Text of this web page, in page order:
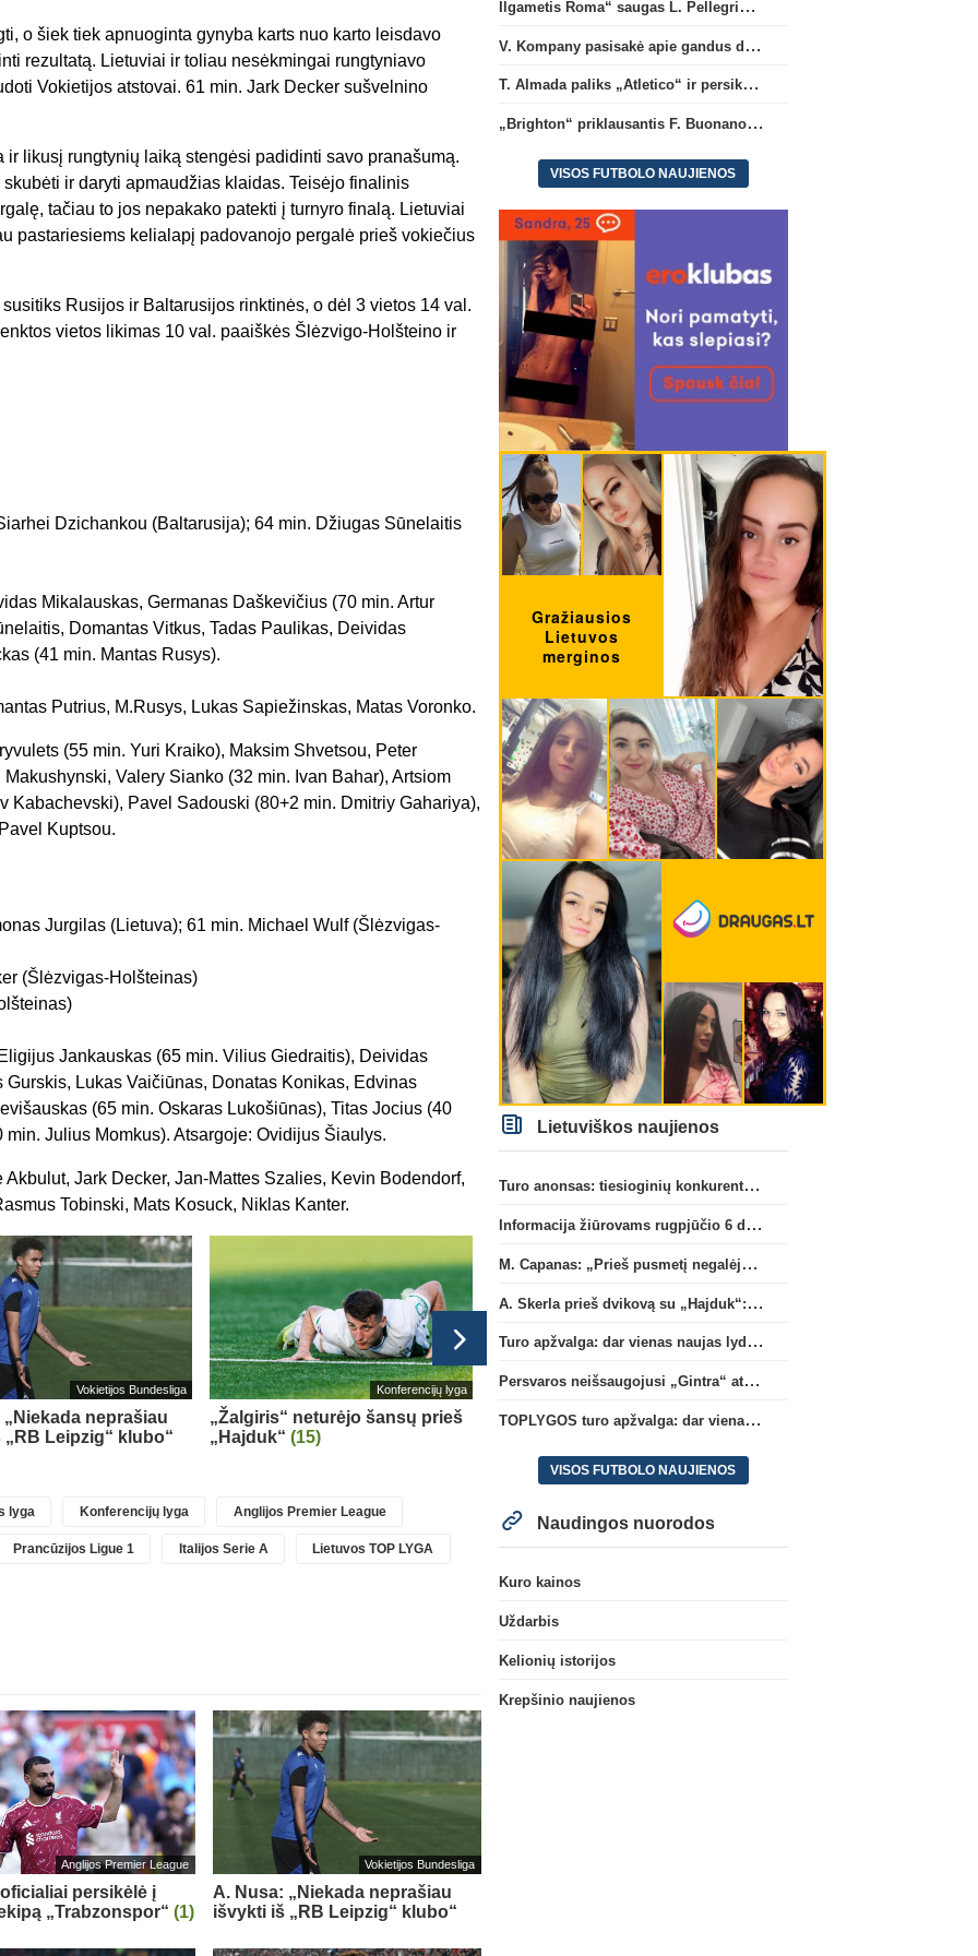
o šiek tiek apnuoginta gynyba karts nuo karto leisdavo
rezultatą. Lietuviai ir toliau nesėkmingai rungtyniavo
Vokietijos atstovai. 61 min. Jark Decker sušvelnino
likusį rungtynių laiką stengėsi padidinti savo pranašumą.
ir daryti apmaudžias klaidas. Teisėjo finalinis
tačiau to jos nepakako patekti į turnyro finalą. Lietuviai
pastariesiems kelialapį padovanojo pergalė prieš vokiečius
Rusijos ir Baltarusijos rinktinės, o dėl 3 vietos 14 val.
vietos likimas 10 val. paaiškės Šlėzvigo-Holšteino ir
Dzichankou (Baltarusija); 64 min. Džiugas Sūnelaitis
Mikalauskas, Germanas Daškevičius (70 min. Artur
Domantas Vitkus, Tadas Paulikas, Deividas
(41 min. Mantas Rusys).
Putrius, M.Rusys, Lukas Sapiežinskas, Matas Voronko.
(55 min. Yuri Kraiko), Maksim Shvetsou, Peter
Valery Sianko (32 min. Ivan Bahar), Artsiom
Pavel Sadouski (80+2 min. Dmitriy Gahariya),
Kuptsou.
Jurgilas (Lietuva); 61 min. Michael Wulf (Šlėzvigas-
(Šlėzvigas-Holšteinas)
Jankauskas (65 min. Vilius Giedraitis), Deividas
Lukas Vaičiūnas, Donatas Konikas, Edvinas
(65 min. Oskaras Lukošiūnas), Titas Jocius (40
min. Julius Momkus). Atsargoje: Ovidijus Šiaulys.
Akbulut, Jark Decker, Jan-Mattes Szalies, Kevin Bodendorf,
Tobinski, Mats Kosuck, Niklas Kanter.
Vokietijos Bundesliga
neprašiau
Leipzig“ klubo“
Konferencijų lyga
„Žalgiris“ neturėjo šansų prieš
„Hajduk“ (15)
Italijos Serie A
Ilgametis Roma“ saugas L.
šiame klube
lyga Konferencijų lyga Anglijos Premier League
Prancūzijos Ligue 1 Italijos Serie A Lietuvos TOP LYGA
Anglijos Premier League
persikėlė į
„Trabzonspor“(1)
Vokietijos Bundesliga
A. Nusa: „Niekada neprašiau
išvykti iš „RB Leipzig“ klubo“
Ilgametis Roma“ saugas L. Pellegrini dar metams liks šiame klube
V. Kompany pasisakė apie gandus dėl M. Olise ateities „Bayern“ gretose
T. Almada paliks „Atletico“ ir persikels į legendinę Argentinos ekipą
„Brighton“ priklausantis F. Buonanotte karjerą pratęs Ispanijoje
VISOS FUTBOLO NAUJIENOS
Lietuviškos naujienos
Turo anonsas: tiesioginių konkurentų dvikova Gargžduose
Informacija žiūrovams rugpjūčio 6 d. UEFA rungtynėms
M. Capanas: „Prieš pusmetį negalėjau net įsivaizduoti, kad žaisime prieš „Hajduk“
A. Skerla prieš dvikovą su „Hajduk“: „Tai kito kalibro komanda“
Turo apžvalga: dar vienas naujas lyderis
Persvaros neišsaugojusi „Gintra“ atrankos pusfinalyje nusileido Škotijos čempionėms
TOPLYGOS turo apžvalga: dar vienas naujas lyderis
VISOS FUTBOLO NAUJIENOS
Naudingos nuorodos
Kuro kainos
Uždarbis
Kelionių istorijos
Krepšinio naujienos